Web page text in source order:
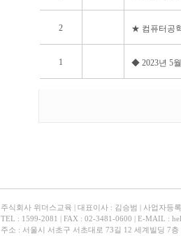
2 ★ 컴퓨터공
1 ◆ 2023년 5
주식회사 위더스교육 | 대표이사 : 김승범 | 사업자등
TEL : 1599-2081 | FAX : 02-3481-0600 | E-MAIL :
주소 : 서울시 서초구 서초대로 73길 12 세계빌딩 7층